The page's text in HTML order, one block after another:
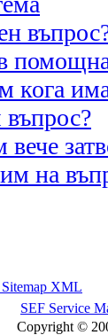
кога
въпрос?
на
Sitemap XML
SEF Service
Copyright ©